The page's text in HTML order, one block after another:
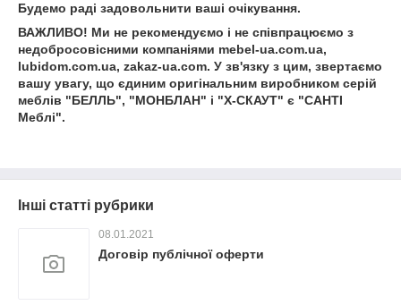
Будемо раді задовольнити ваші очікування.
ВАЖЛИВО! Ми не рекомендуємо і не співпрацюємо з
недобросовісними компаніями mebel-ua.com.ua,
lubidom.com.ua, zakaz-ua.com. У зв'язку з цим, звертаємо
вашу увагу, що єдиним оригінальним виробником серій
меблів "БЕЛЛЬ", "МОНБЛАН" і "Х-СКАУТ" є "САНТІ
Меблі".
Інші статті рубрики
08.01.2021
Договір публічної оферти